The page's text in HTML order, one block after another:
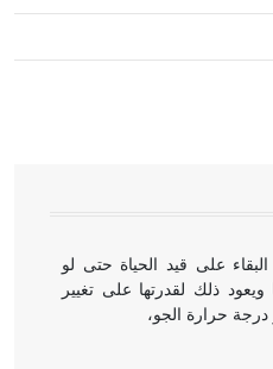
الهندسية التي ارتبطت
الشام ومصر خاصة، حيث يحرص
في الواجهات
على قيد الحياة حتى لو
ويعود ذلك لقدرتها على تغيير
حرارة الجو،